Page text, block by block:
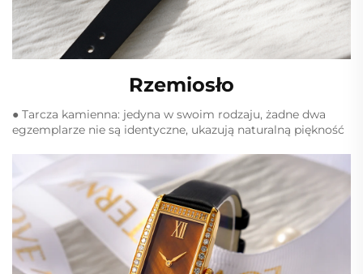
Rzemiosło
● Tarcza kamienna: jedyna w swoim rodzaju, żadne dwa
egzemplarze nie są identyczne, ukazują naturalną piękność